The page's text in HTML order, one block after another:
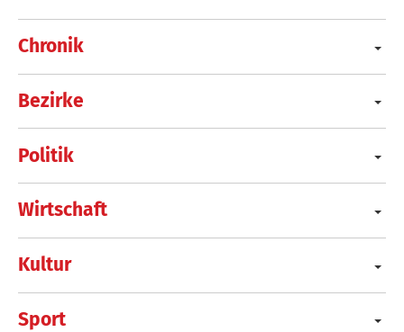
Chronik
Bezirke
Politik
Wirtschaft
Kultur
Sport